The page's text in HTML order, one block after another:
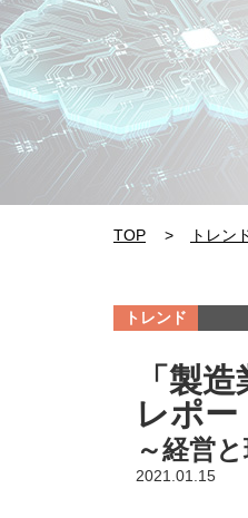
TOP トレン
トレンド
「製
レポー
～経営
2021.01.15